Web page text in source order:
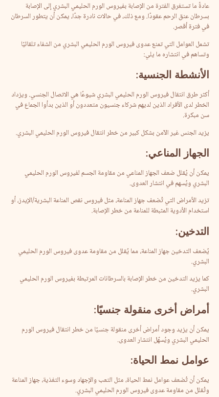
عادةً ما تستغرق الفترة من الإصابة بفيروس الورم الحليمي البشري إلى الإصابة
بسرطان عنق الرحم عقودًا. ومع ذلك، في حالات نادرة جدًا، يمكن أن يتطور السرطان
في فترة أقصر.
تشمل العوامل التي تمنع عدوى فيروس الورم الحليمي البشري من الشفاء تلقائيًا
وتساهم في انتشاره ما يلي:
الأنشطة الجنسية:
أكثر طرق انتقال فيروس الورم الحليمي البشري شيوعًا هي الاتصال الجنسي. ويزداد
الخطر لدى الأفراد الذين لديهم شركاء جنسيون متعددون أو الذين بدأوا الجماع في
سن مبكرة.
يزيد الجنس غير الآمن بشكل كبير من خطر انتقال فيروس الورم الحليمي البشري.
الجهاز المناعي:
يمكن أن يُقلل ضعف الجهاز المناعي من مقاومة الجسم لفيروس الورم الحليمي
البشري ويُسهم في انتشار العدوى.
تزيد الأمراض التي تُضعف جهاز المناعة، مثل فيروس نقص المناعة البشرية/الإيدز، أو
استخدام الأدوية المثبطة للمناعة من خطر الإصابة.
التدخين:
يُضعف التدخين جهاز المناعة، مما يُقلل من مقاومة عدوى فيروس الورم الحليمي
البشري.
كما يزيد التدخين من خطر الإصابة بالسرطانات المرتبطة بفيروس الورم الحليمي
البشري.
أمراض أخرى منقولة جنسيًا:
يمكن أن يزيد وجود أمراض أخرى منقولة جنسيًا من خطر انتقال فيروس الورم
الحليمي البشري ويُسهّل انتشار العدوى.
عوامل نمط الحياة:
يمكن أن تُضعف عوامل نمط الحياة، مثل التعب والإجهاد وسوء التغذية، جهاز المناعة
وتُقلل من مقاومة عدوى فيروس الورم الحليمي البشري.